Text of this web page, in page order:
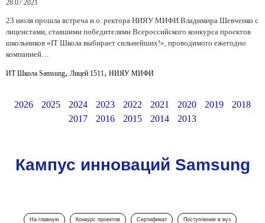
28.07.2021
23 июля прошла встреча и.о. ректора НИЯУ МИФИ Владимира Шевченко с
лицеистами, ставшими победителями Всероссийского конкурса проектов
школьников «IT Школа выбирает сильнейших!», проводимого ежегодно
компанией…
ИТ Школа Samsung, Лицей 1511 , НИЯУ МИФИ
2026 2025 2024 2023 2022 2021 2020 2019
2018
2017
2016 2015 2014 2013
Кампус инноваций Samsung
На главную Конкурс проектов Сертификат Поступление в вуз